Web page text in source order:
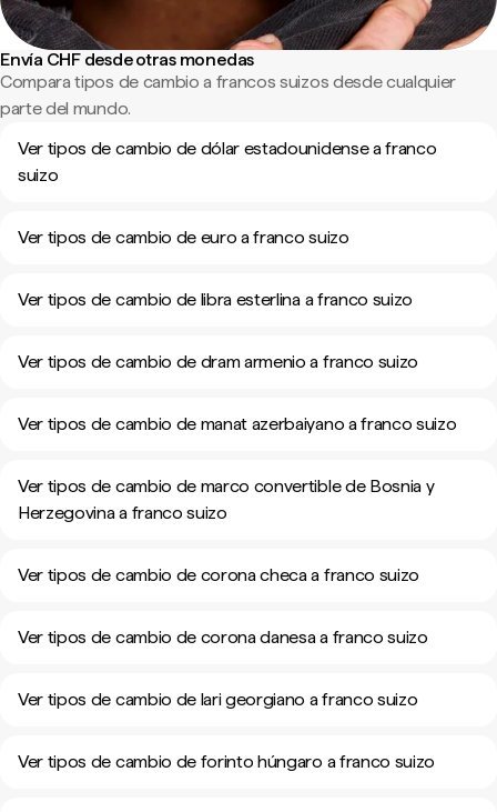
Envía CHF desde otras monedas
Compara tipos de cambio a francos suizos desde cualquier
parte del mundo.
Ver tipos de cambio de dólar estadounidense a franco
suizo
Ver tipos de cambio de euro a franco suizo
Ver tipos de cambio de libra esterlina a franco suizo
Ver tipos de cambio de dram armenio a franco suizo
Ver tipos de cambio de manat azerbaiyano a franco suizo
Ver tipos de cambio de marco convertible de Bosnia y
Herzegovina a franco suizo
Ver tipos de cambio de corona checa a franco suizo
Ver tipos de cambio de corona danesa a franco suizo
Ver tipos de cambio de lari georgiano a franco suizo
Ver tipos de cambio de forinto húngaro a franco suizo